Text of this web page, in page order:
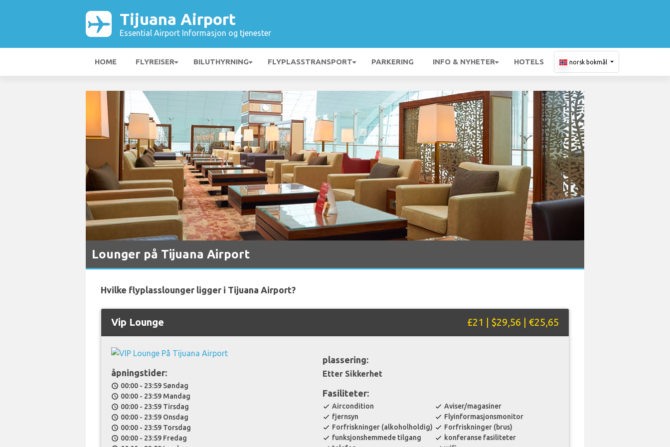
Tijuana Airport
Essential Airport Informasjon og tjenester
HOME FLYREISER BILUTHYRNING FLYPLASSTRANSPORT PARKERING INFO & NYHETER HOTELS norsk bokmål
Lounger på Tijuana Airport
Hvilke flyplasslounger ligger i Tijuana Airport?
Vip Lounge £21 | $29,56 | €25,65
åpningstider:
schedule 00:00 - 23:59 Søndag
schedule 00:00 - 23:59 Mandag
schedule 00:00 - 23:59 Tirsdag
schedule 00:00 - 23:59 Onsdag
schedule 00:00 - 23:59 Torsdag
schedule 00:00 - 23:59 Fredag
plassering:
Etter Sikkerhet
Fasiliteter:
check Aircondition check Aviser/magasiner
check fjernsyn check Flyinformasjonsmonitor
check Forfriskninger (alkoholholdig) check Forfriskninger (brus)
check funksjonshemmede tilgang check konferanse fasiliteter